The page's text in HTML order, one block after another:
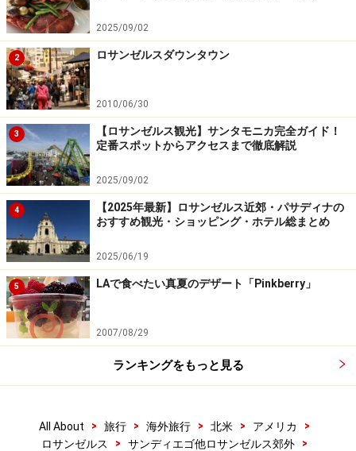
2025/09/02
2 ロサンゼルスダウンタウン
2010/06/30
3
【ロサンゼルス観光】サンタモニカ完全ガイド！
定番スポットからアクセスまで徹底解説
2025/09/02
4
【2025年最新】ロサンゼルス近郊・パサディナの
おすすめ観光・ショッピング・ホテル総まとめ
2025/06/19
5 LAで食べたい真夏のデザート「Pinkberry」
2007/08/29
ランキングをもっと見る
All About > 旅行 > 海外旅行 > 北米 > アメリカ
>
ロサンゼルス
> サンディエゴ他ロサンゼルス郊外
>